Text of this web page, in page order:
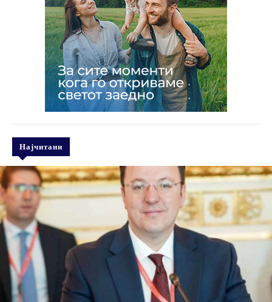
Најчитани